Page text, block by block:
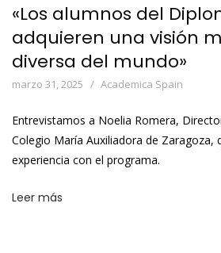
«Los alumnos del
adquieren una visión
diversa del mundo»
marzo 31, 2025 Academica Spain
Entrevistamos a Noelia Romera,
Colegio María Auxiliadora de Zaragoza,
experiencia con el programa.
Leer más